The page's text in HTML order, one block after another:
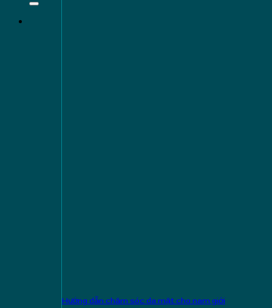
Hướng dẫn chăm sóc da mặt cho nam giới